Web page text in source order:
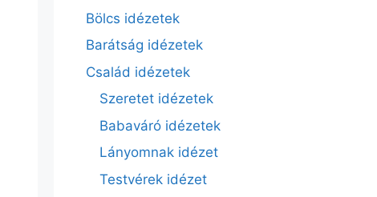
Bölcs idézetek
Barátság idézetek
Család idézetek
Szeretet idézetek
Babaváró idézetek
Lányomnak idézet
Testvérek idézet